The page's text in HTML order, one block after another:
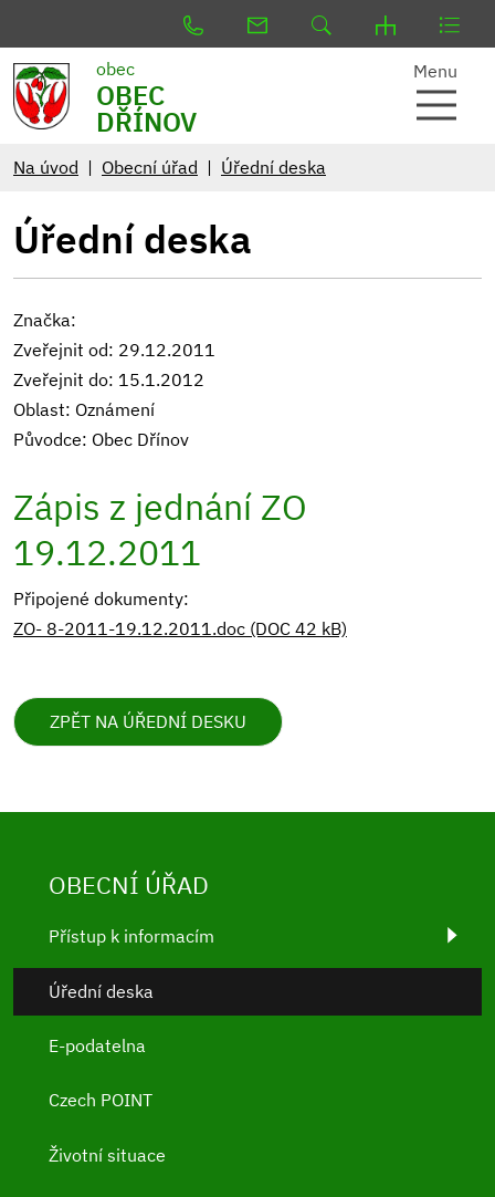
obec
OBEC
DŘÍNOV
Menu
Na úvod Obecní úřad Úřední deska
Úřední deska
Značka:
Zveřejnit od: 29.12.2011
Zveřejnit do: 15.1.2012
Oblast: Oznámení
Původce: Obec Dřínov
Zápis z jednání ZO
19.12.2011
Připojené dokumenty:
ZO- 8-2011-19.12.2011.doc (DOC 42 kB)
ZPĚT NA ÚŘEDNÍ DESKU
OBECNÍ ÚŘAD
Přístup k informacím
Úřední deska
E-podatelna
Czech POINT
Životní situace